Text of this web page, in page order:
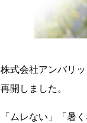
株式会社アンバリ
再開しました。
「ムレない」「暑